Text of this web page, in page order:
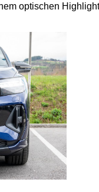
optischen